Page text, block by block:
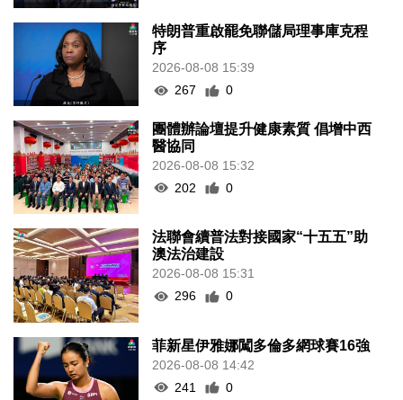
特朗普重啟罷免聯儲局理事庫克程
序
2026-08-08 15:39
267
0
團體辦論壇提升健康素質 倡增中西
醫協同
2026-08-08 15:32
202
0
法聯會續普法對接國家“十五五”助
澳法治建設
2026-08-08 15:31
296
0
菲新星伊雅娜闖多倫多網球賽16強
2026-08-08 14:42
241
0